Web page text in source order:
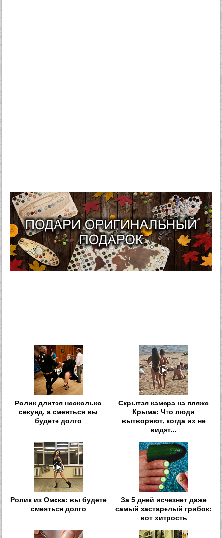
Ролик длится несколько
секунд, а смеяться вы
будете долго
Скрытая камера на пляже
Крыма: Что люди
вытворяют, когда их не
видят...
Ролик из Омска: вы будете
смеяться долго
За 5 дней исчезнет даже
самый застарелый грибок:
вот хитрость